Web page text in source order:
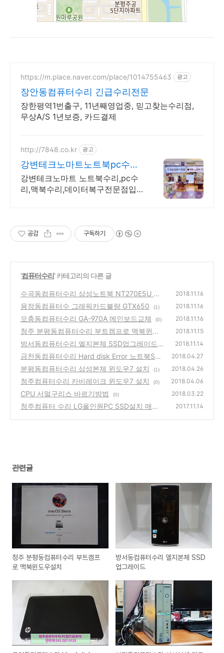
https://m.place.naver.com/place/1014755463 광고
장안동컴퓨터수리 긴급수리전문
장한평역1번출구, 11년째영업중, 믿고찾는수리점,
무상A/S 1년보증, 카드결제
http://7848.co.kr 광고
강변테크노마트노트북pc수리
25년전통의 기독교기업
강변테크노마트 노트북수리,pc수
리,맥북수리,데이터복구전문점입
공감 구독하기
'컴퓨터수리' 카테고리의 다른 글
수곡동컴퓨터수리 삼성노트북 NT270E5U SS
D설치
(1)
2018.11.16
용정동컴퓨터수 그래픽카드불량 GTX650 (1) 2018.11.16
모충동컴퓨터수리 GA-970A 메인보드교체 (0) 2018.11.16
청주 분평동컴퓨터수리 부트캠프로 맥북윈도
우설치
(0)
2018.11.15
방서동컴퓨터수리 엘지본체 SSD업그레이드
(0)
2018.11.14
금천동컴퓨터수리 Hard disk Error 노트북SS
D업그레이드
(0)
2018.04.27
분평동컴퓨터수리 삼성본체 윈도우7 설치 (1) 2018.04.26
청주컴퓨터수리 카비레이크 윈도우7 설치 (0) 2018.04.06
CPU 서멀구리스 바르기방법 (0) 2018.03.22
청주컴퓨터 수리 LG올인원PC SSD설치 매장
2017.11.14
관련글
청주 분평동컴퓨터수리 부트캠프
로 맥북윈도우설치
방서동컴퓨터수리 엘지본체 SSD
업그레이드